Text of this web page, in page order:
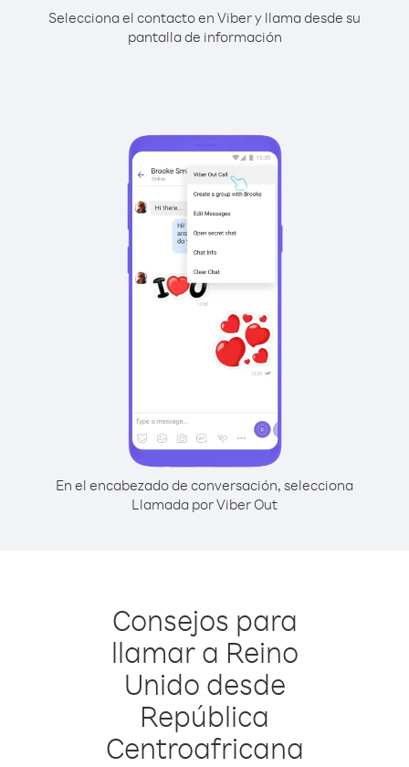
Selecciona el contacto en Viber y llama desde su
pantalla de información
En el encabezado de conversación, selecciona
Llamada por Viber Out
Consejos para
llamar a Reino
Unido desde
República
Centroafricana